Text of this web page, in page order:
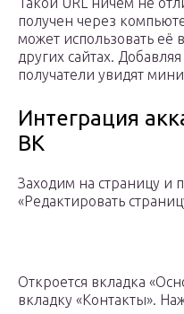
получен через
может использовать её
других сайтах.
получатели увидят
Интеграция
ВК
Заходим на страницу и
«Редактировать
Откроется вкладка
вкладку «Контакты».